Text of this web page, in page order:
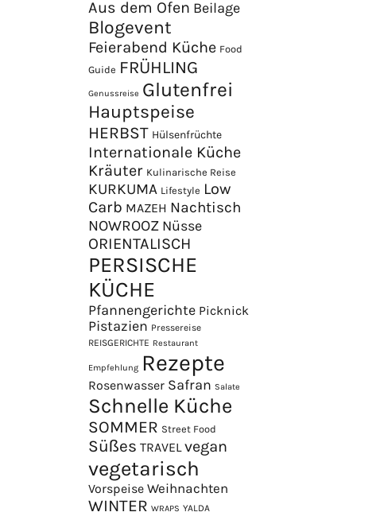
Aus dem Ofen Beilage
Blogevent
Feierabend Küche Food
Guide FRÜHLING
Genussreise Glutenfrei
Hauptspeise
HERBST Hülsenfrüchte
Internationale Küche
Kräuter Kulinarische Reise
KURKUMA Lifestyle Low
Carb MAZEH Nachtisch
NOWROOZ Nüsse
ORIENTALISCH
PERSISCHE
KÜCHE
Pfannengerichte Picknick
Pistazien Pressereise
REISGERICHTE Restaurant
Empfehlung Rezepte
Rosenwasser Safran Salate
Schnelle Küche
SOMMER Street Food
Süßes TRAVEL vegan
vegetarisch
Vorspeise Weihnachten
WINTER WRAPS YALDA